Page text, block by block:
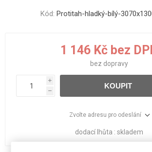
Kód: Protitah-hladký-bílý-
1 146 Kč bez
bez dopravy
i
h
KOUPIT
Zvolte adresu pro odeslání
dodací lhůta : skladem